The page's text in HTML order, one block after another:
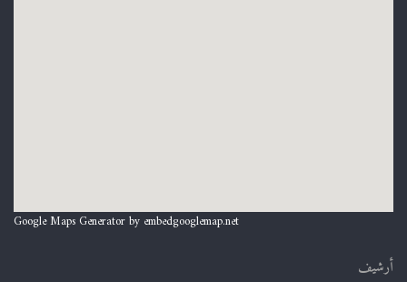
Google Maps Generator by embedgooglemap.net
أرشيف